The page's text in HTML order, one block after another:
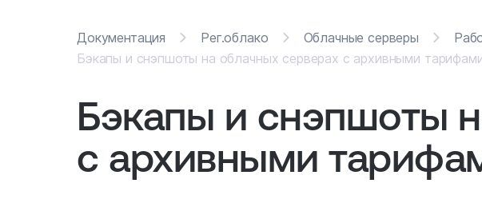
Документация Рег.облако Облачные серверы
Бэкапы и снэпшоты на облачных серверах с архивными
Бэкапы и снэпшоты
с архивными